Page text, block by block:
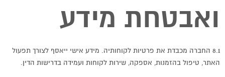
ואבטחת מידע
8.1 החברה מכבדת את פרטיות לקוחותיה. מידע אישי ייאסף לצורך תפעול
האתר, טיפול בהזמנות, אספקה, שירות לקוחות ועמידה בדרישות הדין.